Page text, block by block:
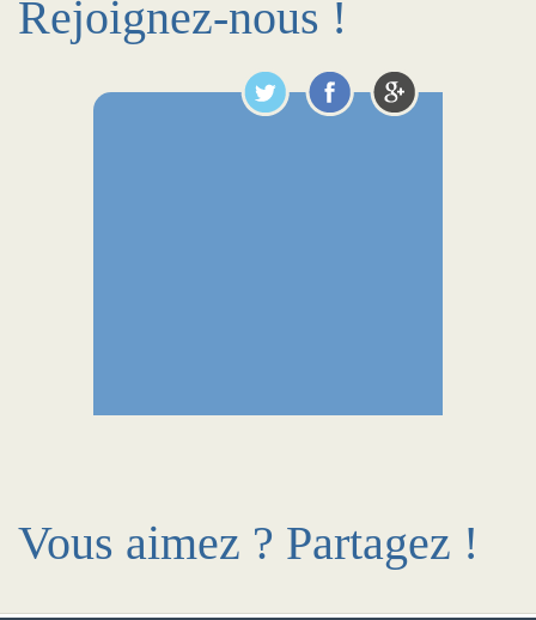
Rejoignez-nous !
Vous aimez ? Partagez !